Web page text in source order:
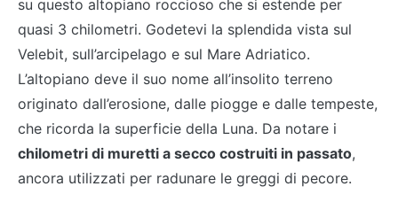
su questo altopiano roccioso che si estende per
quasi 3 chilometri. Godetevi la splendida vista sul
Velebit, sull’arcipelago e sul Mare Adriatico.
L’altopiano deve il suo nome all’insolito terreno
originato dall’erosione, dalle piogge e dalle tempeste,
che ricorda la superficie della Luna. Da notare i
chilometri di muretti a secco costruiti in passato,
ancora utilizzati per radunare le greggi di pecore.